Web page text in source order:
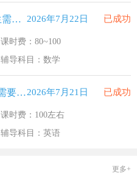
鼓楼区地铁5号线青六年级男生需要补习数学 2026年7月22日 已成功
课时费：80~100
辅导科目：数学
秦淮区光华路联合村高二男生需要补习英语2026年7月21日 已成功
课时费：100左右
辅导科目：英语
更多+